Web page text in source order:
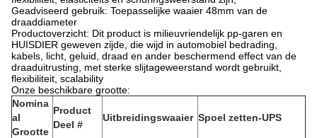
Geadviseerd gebruik: Toepasselijke waaier 48mm van de
draaddiameter
Productoverzicht: Dit product is milieuvriendelijk pp-garen en
HUISDIER geweven zijde, die wijd in automobiel bedrading,
kabels, licht, geluid, draad en ander beschermend effect van de
draaduitrusting, met sterke slijtageweerstand wordt gebruikt,
flexibiliteit, scalability
Onze beschikbare grootte:
Nomina
al
Grootte
Product
Deel #
Uitbreidingswaaier Spoel zetten-UPS